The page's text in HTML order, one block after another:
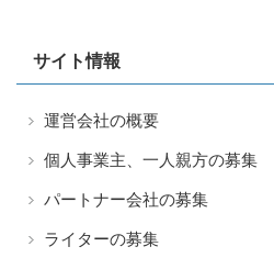
サイト情報
運営会社の概要
個人事業主、一人親方の募集
パートナー会社の募集
ライターの募集